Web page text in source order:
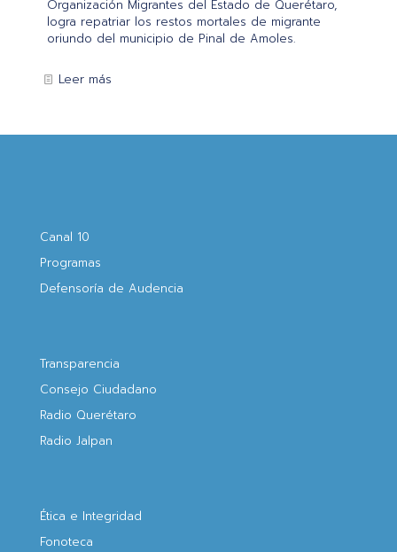
Organización Migrantes del Estado de Querétaro,
logra repatriar los restos mortales de migrante
oriundo del municipio de Pinal de Amoles.
Leer más
Canal 10
Programas
Defensoría de Audencia
Transparencia
Consejo Ciudadano
Radio Querétaro
Radio Jalpan
Ética e Integridad
Fonoteca